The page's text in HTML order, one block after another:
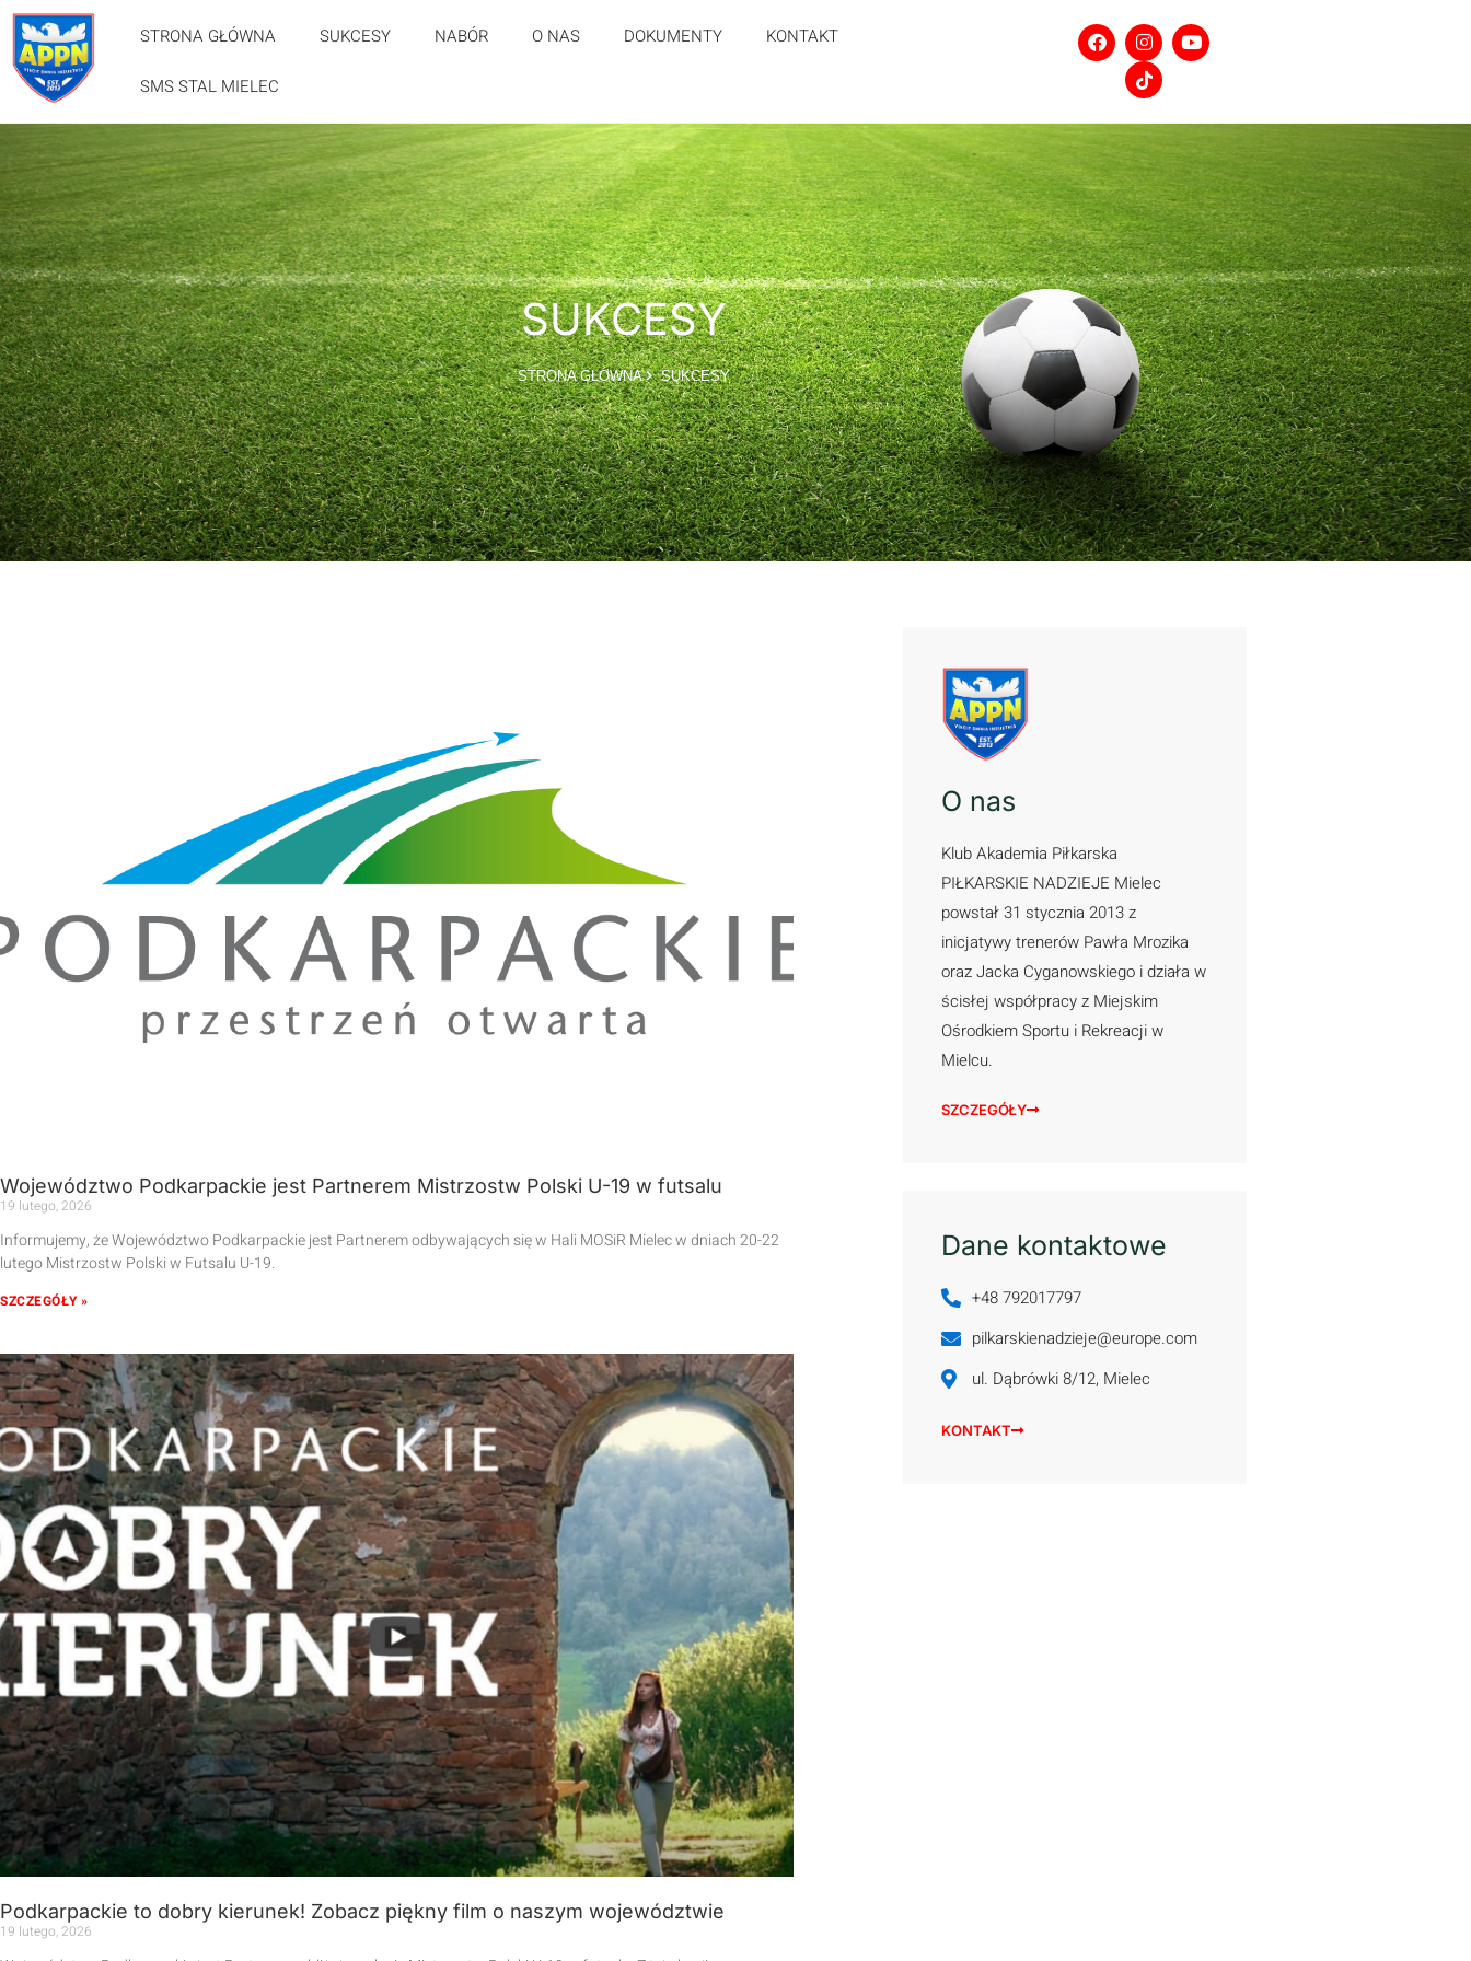
STRONA GŁÓWNA SUKCESY NABÓR O NAS DOKUMENTY KONTAKT
SMS STAL MIELEC
SUKCESY
STRONA GŁÓWNA SUKCESY
Województwo Podkarpackie jest Partnerem Mistrzostw Polski U-19 w futsalu
19 lutego, 2026
Informujemy, że Województwo Podkarpackie jest Partnerem odbywających się w Hali MOSiR Mielec w dniach 20-22
lutego Mistrzostw Polski w Futsalu U-19.
SZCZEGÓŁY »
Podkarpackie to dobry kierunek! Zobacz piękny film o naszym województwie
19 lutego, 2026
O nas
Klub Akademia Piłkarska
PIŁKARSKIE NADZIEJE Mielec
powstał 31 stycznia 2013 z
inicjatywy trenerów Pawła Mrozika
oraz Jacka Cyganowskiego i działa w
ścisłej współpracy z Miejskim
Ośrodkiem Sportu i Rekreacji w
Mielcu.
SZCZEGÓŁY
Dane kontaktowe
+48 792017797
pilkarskienadzieje@europe.com
ul. Dąbrówki 8/12, Mielec
KONTAKT